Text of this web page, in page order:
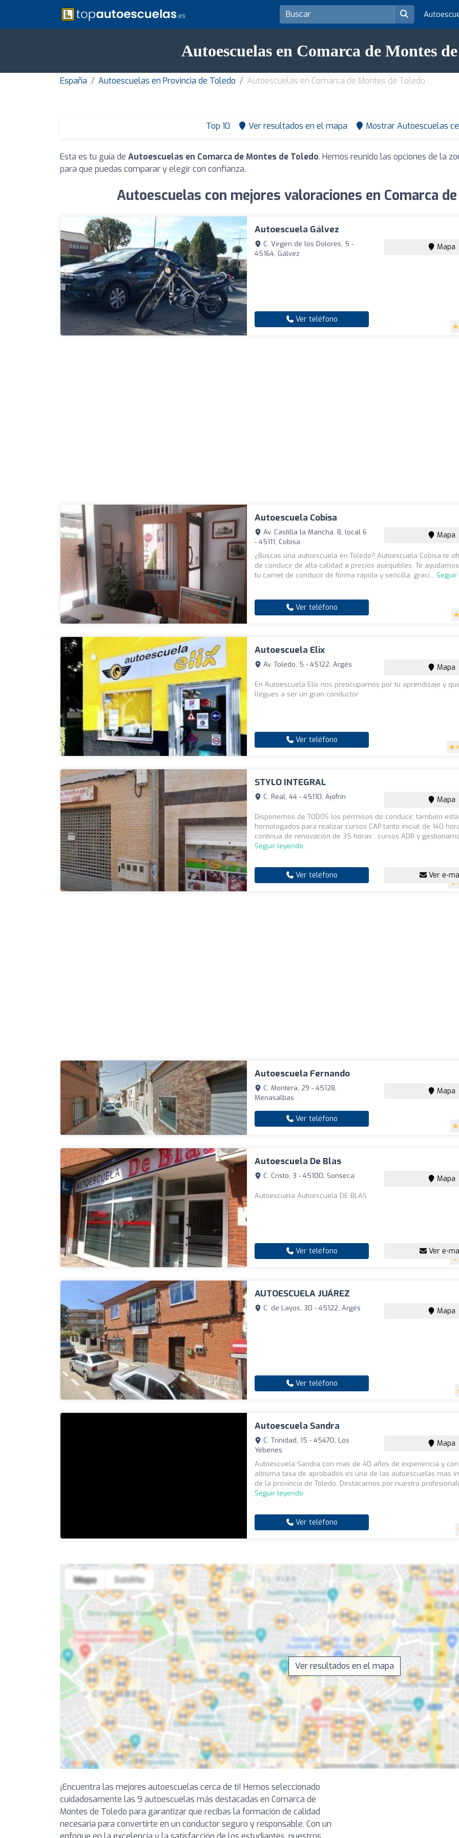
Autoescuelas en Comarca de Montes
España Autoescuelas en Provincia de Toledo Autoescuelas en Comarca de Montes de Toledo
Top 10 Ver resultados en el mapa Mostrar Autoescuelas
Esta es tu guía de Autoescuelas en Comarca de Montes de Toledo. Hemos reunido las opciones de la
para que puedas comparar y elegir con confianza.
Autoescuelas con mejores valoraciones en Comarca
Autoescuela Gálvez
C. Virgen de los Dolores, 5 -
45164, Gálvez
Mapa
Ver teléfono
Autoescuela Cobisa
Av. Castilla la Mancha, 8, local 6
- 45111, Cobisa
Mapa
¿Buscas una autoescuela en Toledo? Autoescuela Cobisa te
de conducir de alta calidad a precios asequibles. Te
tu carnet de conducir de forma rápida y sencilla, graci...
Ver teléfono
Autoescuela Elix
Av. Toledo, 5 - 45122, Argés Mapa
En Autoescuela Elix nos preocupamos por tu aprendizaje y
llegues a ser un gran conductor
Ver teléfono
STYLO INTEGRAL
C. Real, 44 - 45110, Ajofrín Mapa
Disponemos de TODOS los permisos de conducir, también
homologados para realizar cursos CAP tanto inicial de 140
continua de renovación de 35 horas , cursos ADR y
Seguir leyendo
Ver teléfono Ver e-
Autoescuela Fernando
C. Montera, 29 - 45128,
Menasalbas
Mapa
Ver teléfono
Autoescuela De Blas
C. Cristo, 3 - 45100, Sonseca Mapa
Autoescuela Autoescuela DE BLAS
Ver teléfono Ver e-
AUTOESCUELA JUÁREZ
C. de Layos, 30 - 45122, Argés Mapa
Ver teléfono
Autoescuela Sandra
C. Trinidad, 15 - 45470, Los
Yébenes
Mapa
Autoescuela Sandra con mas de 40 años de experiencia y
altísima tasa de aprobados es una de las autoescuelas mas
de la provincia de Toledo. Destacamos por nuestra
Seguir leyendo
Ver teléfono
Ver resultados en el mapa
¡Encuentra las mejores autoescuelas cerca de ti! Hemos seleccionado
cuidadosamente las 9 autoescuelas más destacadas en Comarca de
Montes de Toledo para garantizar que recibas la formación de calidad
necesaria para convertirte en un conductor seguro y responsable. Con un